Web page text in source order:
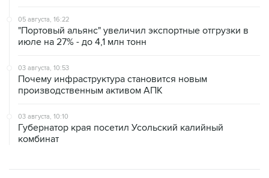
05 августа, 16:22
"Портовый альянс" увеличил экспортные отгрузки в
июле на 27% - до 4,1 млн тонн
03 августа, 10:53
Почему инфраструктура становится новым
производственным активом АПК
03 августа, 10:10
Губернатор края посетил Усольский калийный
комбинат